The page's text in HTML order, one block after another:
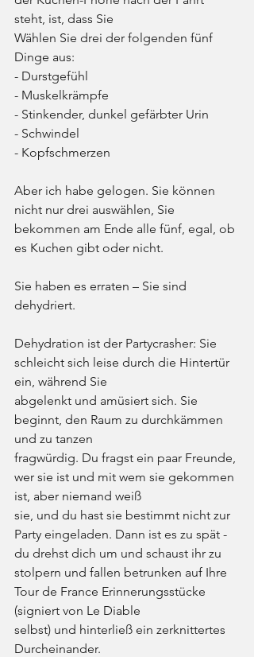
steht, ist, dass Sie
Wählen Sie drei der folgenden fünf
Dinge aus:
- Durstgefühl
- Muskelkrämpfe
- Stinkender, dunkel gefärbter Urin
- Schwindel
- Kopfschmerzen
Aber ich habe gelogen. Sie können
nicht nur drei auswählen, Sie
bekommen am Ende alle fünf, egal, ob
es Kuchen gibt oder nicht.
Sie haben es erraten – Sie sind
dehydriert.
Dehydration ist der Partycrasher: Sie
schleicht sich leise durch die Hintertür
ein, während Sie
abgelenkt und amüsiert sich. Sie
beginnt, den Raum zu durchkämmen
und zu tanzen
fragwürdig. Du fragst ein paar Freunde,
wer sie ist und mit wem sie gekommen
ist, aber niemand weiß
sie, und du hast sie bestimmt nicht zur
Party eingeladen. Dann ist es zu spät -
du drehst dich um und schaust ihr zu
stolpern und fallen betrunken auf Ihre
Tour de France Erinnerungsstücke
(signiert von Le Diable
selbst) und hinterließ ein zerknittertes
Durcheinander.